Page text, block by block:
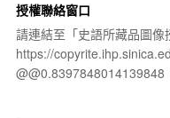
授權聯絡窗口
請連結至「史語所藏品圖像
https://
@@0.8397848014139848